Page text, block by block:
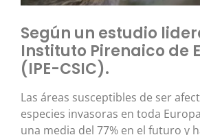
Según un estudio
Instituto Pirenaico de
(IPE-CSIC).
Las áreas susceptibles de ser
especies invasoras en toda
una media del 77% en el futuro y